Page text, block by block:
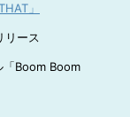
」
リース
「Boom Boom